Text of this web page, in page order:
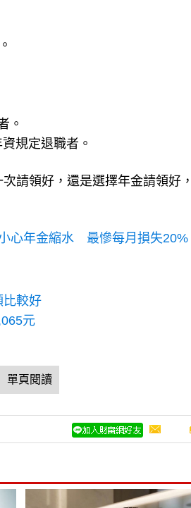
。
規定退職者。
請領好，還是選擇年金請領好
心年金縮水 最慘每月損失20%
比較好
元
單頁閱讀